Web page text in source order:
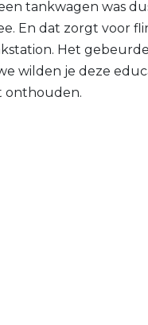
tankwagen was
En dat zorgt voor
Het
wilden je deze
onthouden.